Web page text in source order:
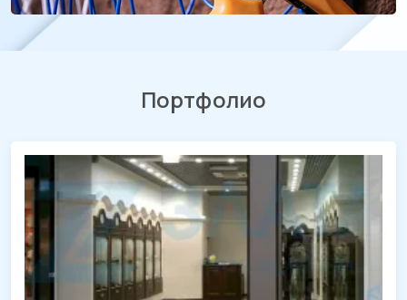
Портфолио
СМР и отделочные работы магазина
«ЧасовЪ»
ТРЦ «МЕГА Адыгея-Кубань», Республика Адыгея